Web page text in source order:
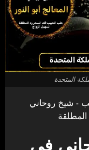
المتحدة
- شيخ روحاني